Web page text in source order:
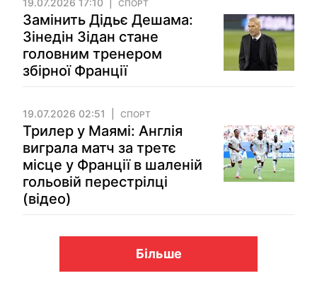
19.07.2026 17:10 СПОРТ
Замінить Дідьє Дешама:
Зінедін Зідан стане
головним тренером
збірної Франції
19.07.2026 02:51 СПОРТ
Трилер у Маямі: Англія
виграла матч за третє
місце у Франції в шаленій
гольовій перестрілці
(відео)
Більше